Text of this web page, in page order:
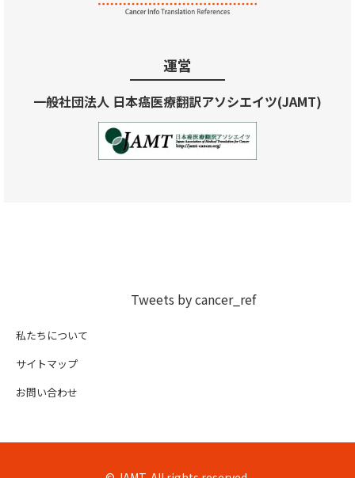
運営
一般社団法人 日本癌医療翻訳アソシエイツ(JAMT)
Tweets by cancer_ref
私たちについて
サイトマップ
お問い合わせ